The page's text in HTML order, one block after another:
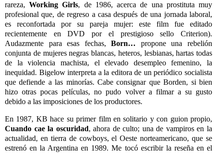
rareza,Working Girls, de 1986, acerca de una prostituta muy
profesional que, de regreso a casa después de una jornada laboral,
es reconfortada por su pareja mujer: este film fue editado
recientemente en DVD por el prestigioso sello Criterion).
Audazmente para esas fechas,Born… propone una rebelión
conjunta de mujeres negras blancas, heteros, lesbianas, hartas todas
de la violencia machista, el elevado desempleo femenino, la
inequidad. Bigelow interpreta a la editora de un periódico socialista
que defiende a las minorías. Cabe consignar que Borden, si bien
hizo otras pocas películas, no pudo volver a filmar a su gusto
debido a las imposiciones de los productores.
En 1987, KB hace su primer film en solitario y con guion propio,
Cuando cae la oscuridad, ahora de culto; una de vampiros en la
actualidad, en tierra de cowboys, el Oeste norteamericano, que se
estrenó en la Argentina en 1989. Me tocó escribir la reseña en el